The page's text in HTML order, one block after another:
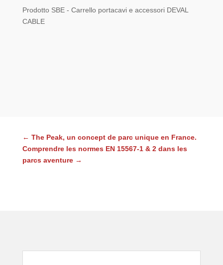
Prodotto SBE - Carrello portacavi e accessori DEVAL
CABLE
← The Peak, un concept de parc unique en France.
Comprendre les normes EN 15567-1 & 2 dans les
parcs aventure→